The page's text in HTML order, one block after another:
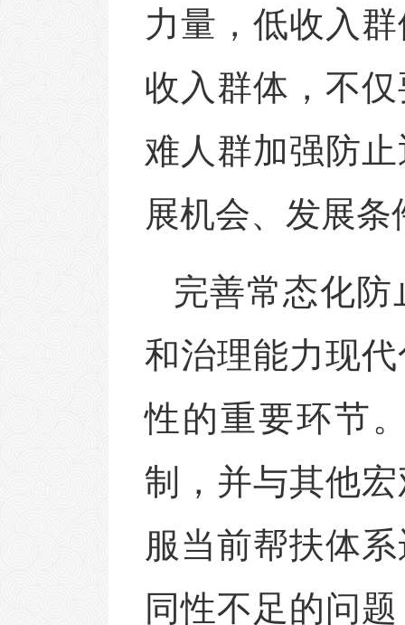
力量，低收入
收入群体，不
难人群加强防
展机会、发展
完善常态化
和治理能力现
性的重要环节
制，并与其他
服当前帮扶体
同性不足的问